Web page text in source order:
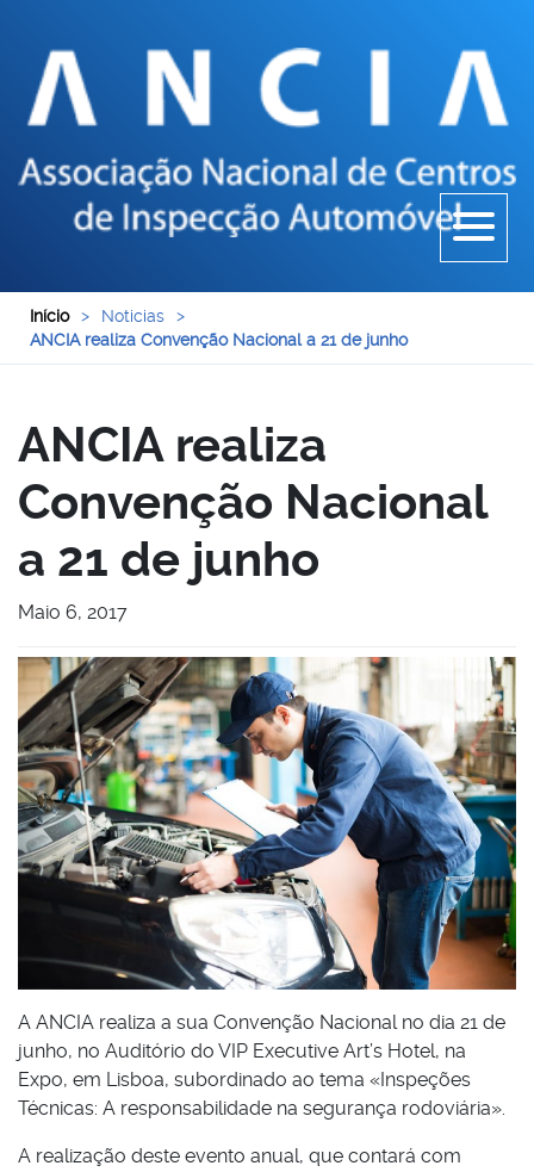
Início > Noticias
>
ANCIA realiza Convenção Nacional a 21 de junho
ANCIA realiza
Convenção Nacional
a 21 de junho
Maio 6, 2017
A ANCIA realiza a sua Convenção Nacional no dia 21 de
junho, no Auditório do VIP Executive Art’s Hotel, na
Expo, em Lisboa, subordinado ao tema «Inspeções
Técnicas: A responsabilidade na segurança rodoviária».
A realização deste evento anual, que contará com